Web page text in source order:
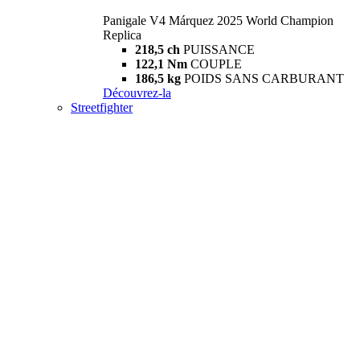
Panigale V4 Márquez 2025 World Champion
Replica
218,5 ch PUISSANCE
122,1 Nm COUPLE
186,5 kg POIDS SANS CARBURANT
Découvrez-la
Streetfighter